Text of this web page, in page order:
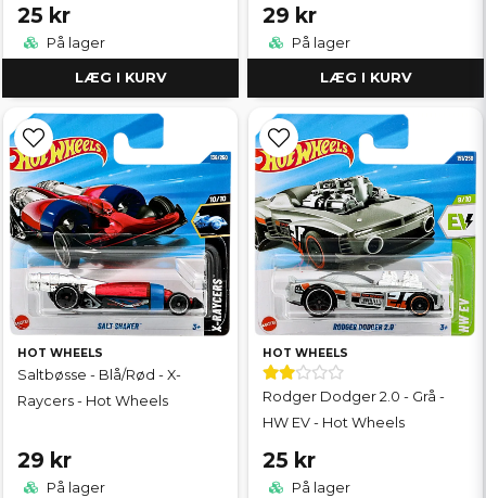
25 kr
På lager
LÆG I KURV
29 kr
På lager
LÆG I KURV
HOT WHEELS
Saltbøsse - Blå/Rød - X-
Raycers - Hot Wheels
29 kr
På lager
HOT WHEELS
Rodger Dodger 2.0 - Grå -
HW EV - Hot Wheels
25 kr
På lager